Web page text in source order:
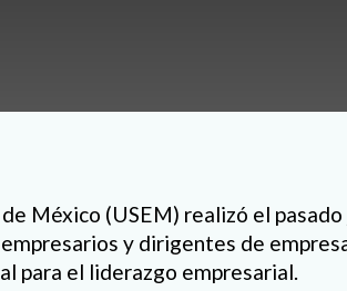
México (USEM) realizó el
y dirigentes de
para el liderazgo empresarial.